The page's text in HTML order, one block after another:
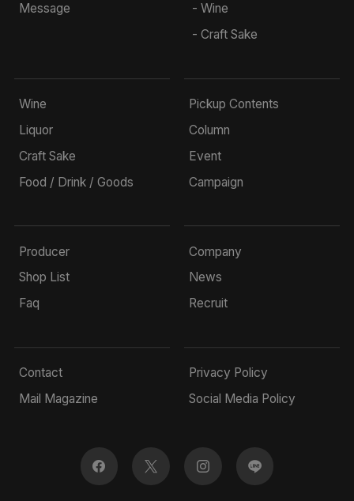
Message
- Wine
- Craft Sake
Wine
Liquor
Craft Sake
Food / Drink / Goods
Pickup Contents
Column
Event
Campaign
Producer
Shop List
Faq
Company
News
Recruit
Contact
Mail Magazine
Privacy Policy
Social Media Policy